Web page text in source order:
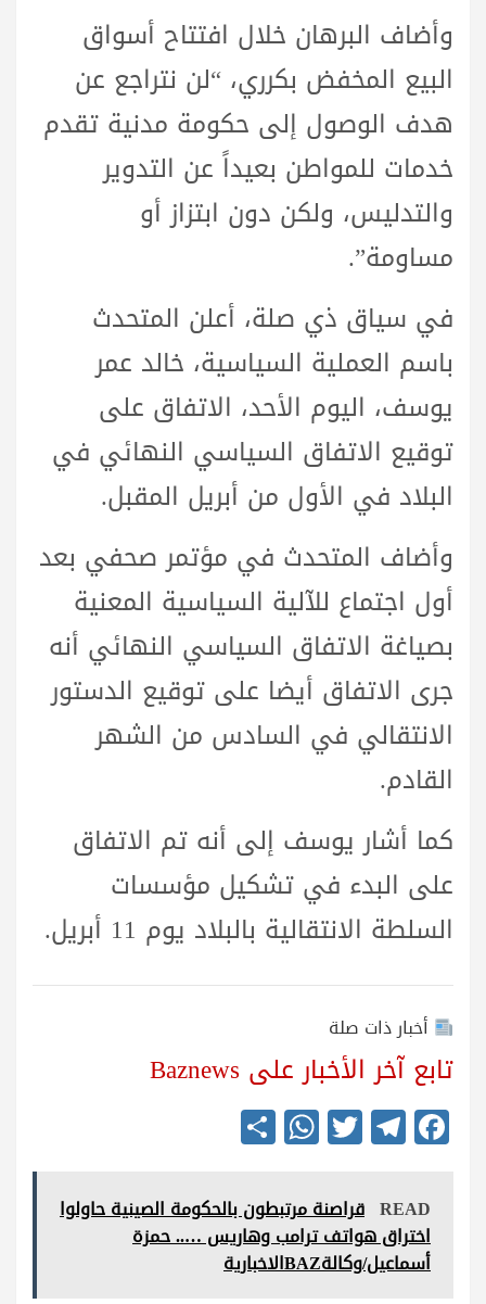
وأضاف البرهان خلال افتتاح أسواق
البيع المخفض بكرري، “لن نتراجع عن
هدف الوصول إلى حكومة مدنية تقدم
خدمات للمواطن بعيداً عن التدوير
والتدليس، ولكن دون ابتزاز أو
مساومة”.
في سياق ذي صلة، أعلن المتحدث
باسم العملية السياسية، خالد عمر
يوسف، اليوم الأحد، الاتفاق على
توقيع الاتفاق السياسي النهائي في
البلاد في الأول من أبريل المقبل.
وأضاف المتحدث في مؤتمر صحفي بعد
أول اجتماع للآلية السياسية المعنية
بصياغة الاتفاق السياسي النهائي أنه
جرى الاتفاق أيضا على توقيع الدستور
الانتقالي في السادس من الشهر
القادم.
كما أشار يوسف إلى أنه تم الاتفاق
على البدء في تشكيل مؤسسات
السلطة الانتقالية بالبلاد يوم 11 أبريل.
أخبار ذات صلة
تابع آخر الأخبار على Baznews
Fa
ce
bo
ok
Te
le
gr
a
m
T
wi
tte
r
W
ha
ts
A
pp
re READ قراصنة مرتبطون بالحكومة الصينية حاولوا
اختراق هواتف ترامب وهاريس ….. حمزة
أسماعيل/وكالةBAZالاخبارية